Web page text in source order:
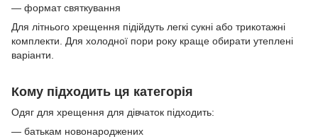
— формат святкування
Для літнього хрещення підійдуть легкі сукні або трикотажні
комплекти. Для холодної пори року краще обирати утеплені
варіанти.
Кому підходить ця категорія
Одяг для хрещення для дівчаток підходить:
— батькам новонароджених